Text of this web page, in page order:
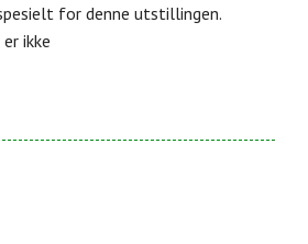
for denne utstillingen.
ikke